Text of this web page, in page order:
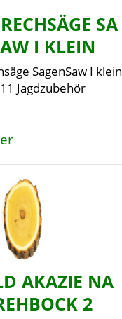
SA
I KLEIN
SagenSaw I klein
Jagdzubehör
AKAZIE NA
2